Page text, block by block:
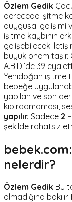
Özlem Gedik
derecede işitme
duygusal gelişimi
işitme kaybının
gelişebilecek
büyük önem
A.B.D.’de 39
Yenidoğan işitme
bebeğe
yapılan ve son
kıpırdamaması,
yapılır. Sadece 2
şekilde rahatsız
nelerdir?
Özlem Gedik Bu
olmadığına bakılır.